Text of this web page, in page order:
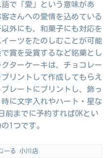
で「愛」という意味があ
さんへの愛情を込めている
外にも、和菓子にも対応を
ーツをたのしむことが可能
賞を受賞するなど銘菓とし
ターケーキは、チョコレー
リントして作成してもらえ
レートにプリントし、飾っ
に文字入れやハート・星な
前までに予約すればOKとい
1つです。
ーる 小川店